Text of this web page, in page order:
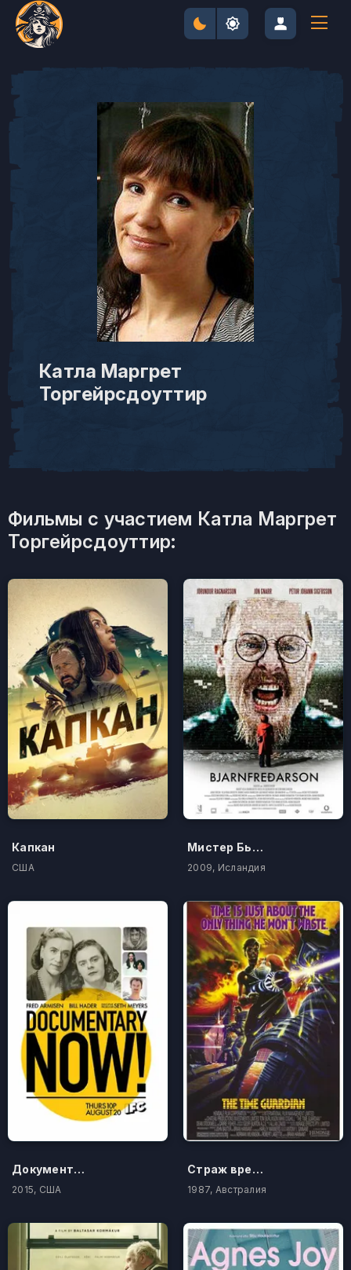
Катла Маргрет
Торгейрсдоуттир
Фильмы с участием Катла Маргрет
Торгейрсдоуттир:
Капкан
США
Мистер Бьяднфредарсон
2009, Исландия
Документалистика сегодня!
2015, США
Страж времени
1987, Австралия